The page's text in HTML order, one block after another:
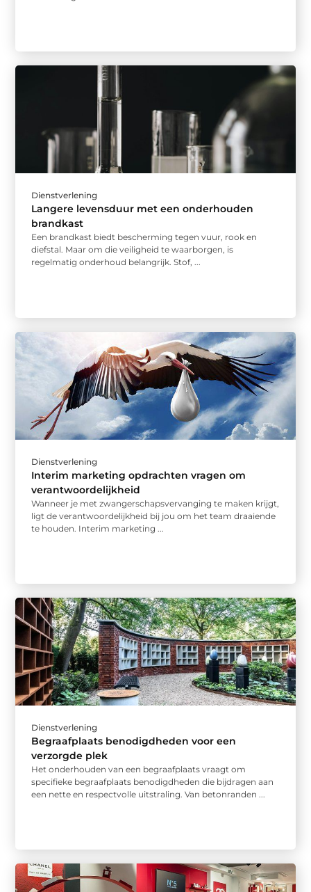
Dienstverlening
Langere levensduur met een onderhouden
brandkast
Een brandkast biedt bescherming tegen vuur, rook en
diefstal. Maar om die veiligheid te waarborgen, is
regelmatig onderhoud belangrijk. Stof, ...
Dienstverlening
Interim marketing opdrachten vragen om
verantwoordelijkheid
Wanneer je met zwangerschapsvervanging te maken krijgt,
ligt de verantwoordelijkheid bij jou om het team draaiende
te houden. Interim marketing ...
Dienstverlening
Begraafplaats benodigdheden voor een
verzorgde plek
Het onderhouden van een begraafplaats vraagt om
specifieke begraafplaats benodigdheden die bijdragen aan
een nette en respectvolle uitstraling. Van betonranden ...